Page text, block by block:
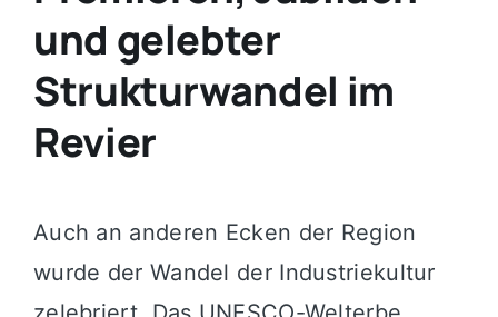
und gelebter
Strukturwandel im
Revier
Auch an anderen Ecken der Region
wurde der Wandel der Industriekultur